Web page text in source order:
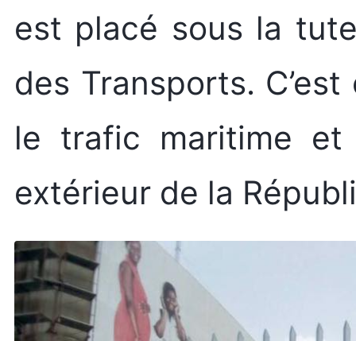
est placé sous la
des Transports.
le trafic maritime et
extérieur de la